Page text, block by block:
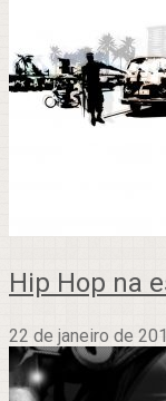
Hip Hop na
22 de janeiro de